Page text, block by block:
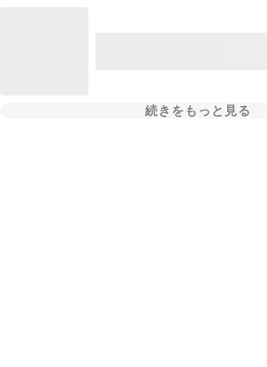
続きをもっと見る